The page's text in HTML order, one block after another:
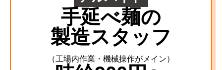
手延べ麺の
製造スタッフ
（工場内作業・機械操作がメイン）